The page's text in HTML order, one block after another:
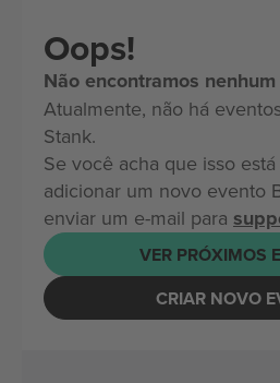
Oops!
Não encontramos
Atualmente, não há
Stank.
Se você acha que isso
adicionar um novo evento
enviar um e-mail para
VER PRÓXIMOS
CRIAR NOVO